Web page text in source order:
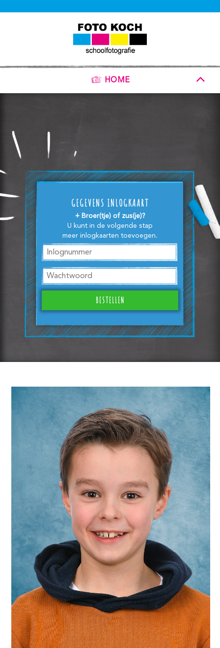
HOME
GEGEVENS INLOGKAART
+ Broer(tje) of zus(je)?
U kunt in de volgende stap
meer inlogkaarten toevoegen.